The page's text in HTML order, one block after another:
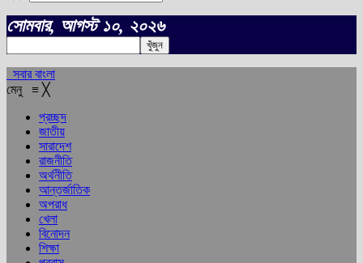
সোমবার, আগস্ট ১০, ২০২৬
সবার বাংলা
মেনু ≡ ╳
প্রচ্ছদ
জাতীয়
সারাদেশ
রাজনীতি
অর্থনীতি
আন্তর্জাতিক
অপরাধ
খেলা
বিনোদন
শিক্ষা